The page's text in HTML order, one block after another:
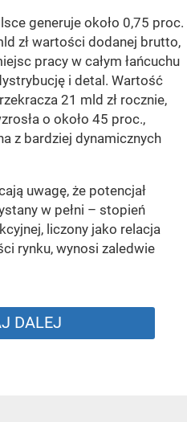
generuje około 0,75 proc.
zł wartości dodanej brutto,
pracy w całym łańcuchu
i detal. Wartość
21 mld zł rocznie,
o około 45 proc.,
z bardziej dynamicznych
uwagę, że potencjał
w pełni – stopień
liczony jako relacja
rynku, wynosi zaledwie
DALEJ